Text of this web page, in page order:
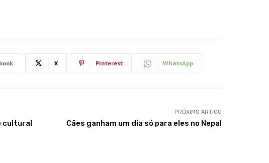
X Pinterest WhatsApp
cultural
PRÓXIMO ARTIGO
Cães ganham um dia só para eles no Nepal